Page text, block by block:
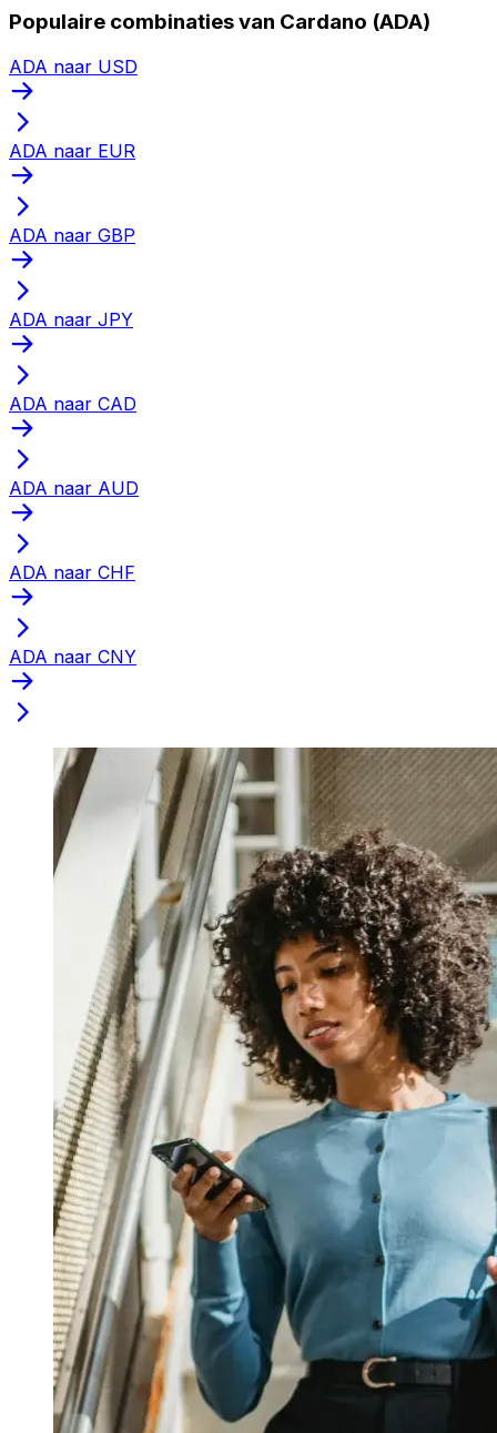
Populaire combinaties van Cardano (ADA)
ADA naar USD
ADA naar EUR
ADA naar GBP
ADA naar JPY
ADA naar CAD
ADA naar AUD
ADA naar CHF
ADA naar CNY